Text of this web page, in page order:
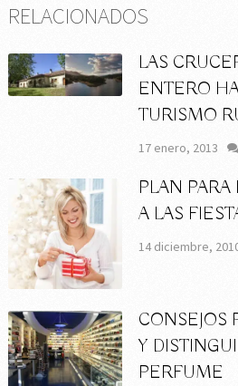
RELACIONADOS
LAS
ENTERO
TURISMO
17 enero, 2013
PLAN PARA
A LAS
14 diciembre,
CONSEJOS
Y
PERFUME